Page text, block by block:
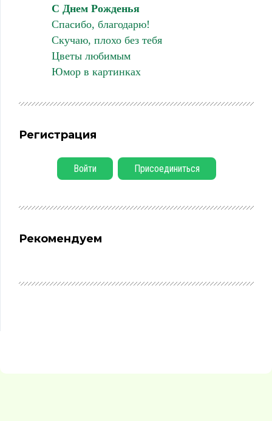
С Днем Рожденья
Спасибо, благодарю!
Скучаю, плохо без тебя
Цветы любимым
Юмор в картинках
Регистрация
Войти Присоединиться
Рекомендуем